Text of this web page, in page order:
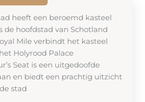
heeft een beroemd kasteel
de hoofdstad van Schotland
Mile verbindt het kasteel
Holyrood Palace
Seat is een uitgedoofde
en biedt een prachtig uitzicht
stad